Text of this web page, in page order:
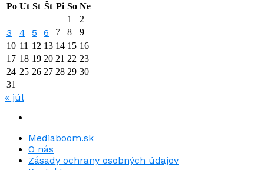
Po Ut St Št Pi So Ne
1
2
3 4 5 6 7 8
9
10 11 12 13 14 15 16
17 18 19 20 21 22 23
24 25 26 27 28 29 30
31
« júl
Mediaboom.sk
O nás
Zásady ochrany osobných údajov